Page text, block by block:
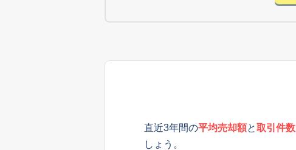
直近3年間の平均売却額と取引件数
しょう。